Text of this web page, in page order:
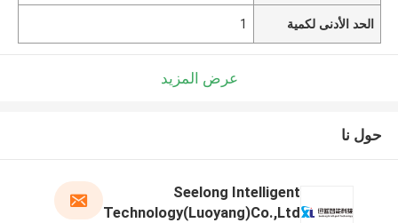
الحد الأدنى لكمية 1
عرض المزيد
حول نا
Seelong Intelligent
Technology(Luoyang)Co.,Ltd